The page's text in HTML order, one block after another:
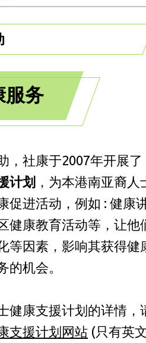
服务
，社康于2007年开展了
计划 ，为本港南亚裔人
促进活动，例如 : 健康
健康教育活动等，让他
等因素，影响其获得健
的机会。
健康支援计划的详情，
支援计划网站 (只有英